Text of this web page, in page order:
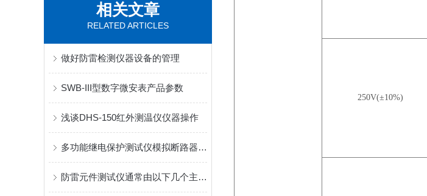
相关文章
RELATED ARTICLES
做好防雷检测仪器设备的管理
SWB-III型数字微安表产品参数
浅谈DHS-150红外测温仪仪器操作
多功能继电保护测试仪模拟断路器的用处
防雷元件测试仪通常由以下几个主要部分组成
250V(±10%)